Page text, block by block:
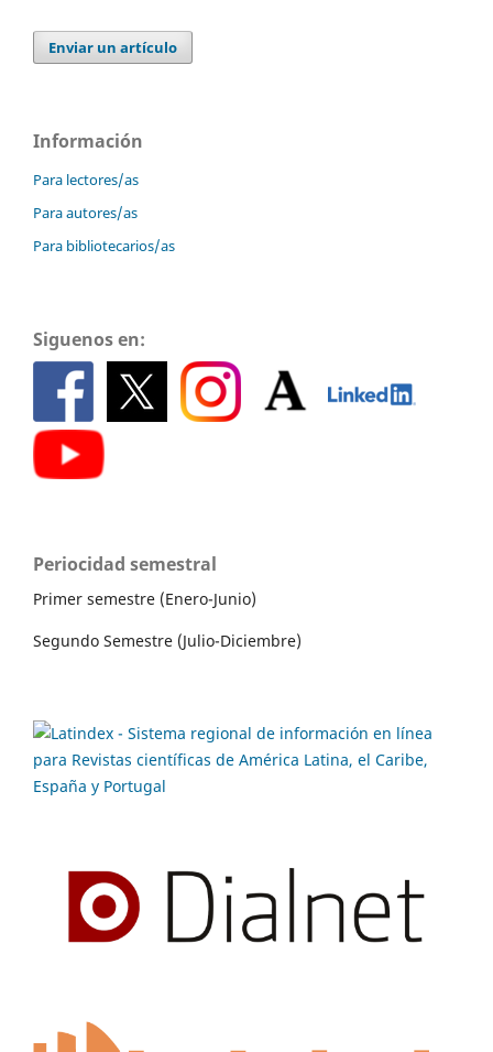
Enviar un artículo
Información
Para lectores/as
Para autores/as
Para bibliotecarios/as
Siguenos en:
Periocidad semestral
Primer semestre (Enero-Junio)
Segundo Semestre (Julio-Diciembre)